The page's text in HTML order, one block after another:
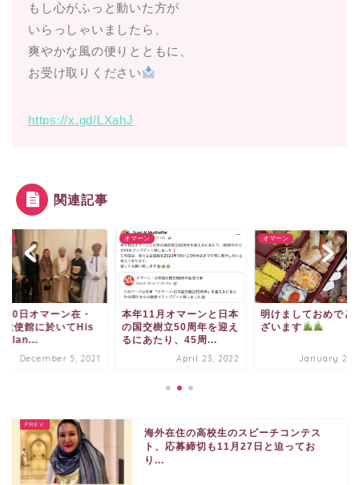
もし心がふっと動いた方が
いらっしゃいましたら、
爽やかな風の便りとともに、
お受け取りください
https://x.gd/LXahJ
関連記事
10日オマーン在・
大使館に於いてHis
December 5, 2021
オマーン
本年11月オマーンと日本
の国交樹立50周年を迎え
るにあたり、45周...
April 23, 2022
オマーン
明けましておめでと
ざいます
January 29,
海外在住の高校生のスピーチコンテス
ト、応募締切も11月27日と迫ってお
り...